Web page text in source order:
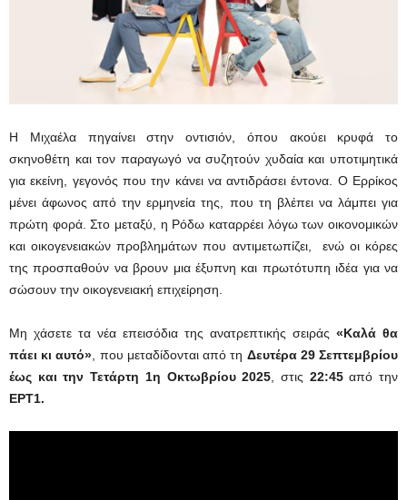
Η Μιχαέλα πηγαίνει στην οντισιόν, όπου ακούει κρυφά το
σκηνοθέτη και τον παραγωγό να συζητούν χυδαία και υποτιμητικά
για εκείνη, γεγονός που την κάνει να αντιδράσει έντονα. Ο Ερρίκος
μένει άφωνος από την ερμηνεία της, που τη βλέπει να λάμπει για
πρώτη φορά. Στο μεταξύ, η Ρόδω καταρρέει λόγω των οικονομικών
και οικογενειακών προβλημάτων που αντιμετωπίζει, ενώ οι κόρες
της προσπαθούν να βρουν μια έξυπνη και πρωτότυπη ιδέα για να
σώσουν την οικογενειακή επιχείρηση.
Μη χάσετε τα νέα επεισόδια της ανατρεπτικής σειράς «Καλά θα
πάει κι αυτό» , που μεταδίδονται από τη Δευτέρα 29 Σεπτεμβρίου
έως και την Τετάρτη 1η Οκτωβρίου 2025 , στις 22:45από την
ΕΡΤ1.